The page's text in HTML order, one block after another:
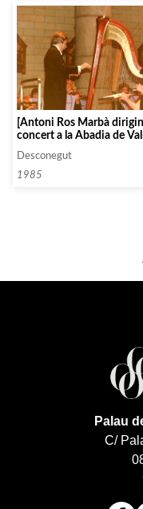
[Antoni Ros Marbà
concert a la Abadia de
Dieu a Bèlgica]
Desconegut
1985
Palau
C/